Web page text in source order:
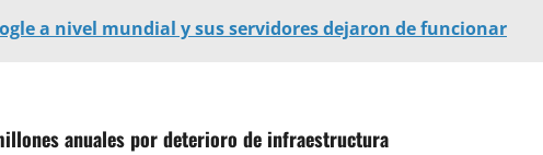
a nivel mundial y sus servidores dejaron de funcionar
anuales por deterioro de infraestructura